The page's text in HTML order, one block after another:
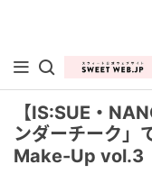
【IS:SUE・
ンダーチーク」
Make-Up vol.3